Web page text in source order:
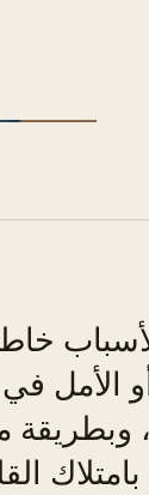
الأمل
وبطريقة